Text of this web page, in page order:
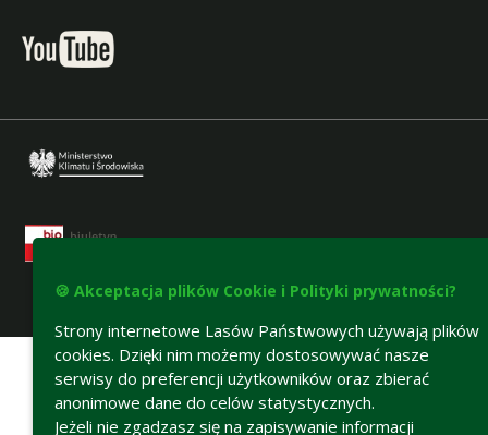
🍪 Akceptacja plików Cookie i Polityki prywatności?
Strony internetowe Lasów Państwowych używają plików
cookies. Dzięki nim możemy dostosowywać nasze
serwisy do preferencji użytkowników oraz zbierać
anonimowe dane do celów statystycznych.
Jeżeli nie zgadzasz się na zapisywanie informacji